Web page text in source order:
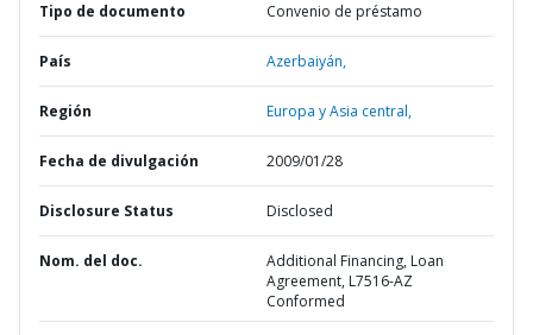
Tipo de documento Convenio de préstamo
País Azerbaiyán,
Región Europa y Asia central,
Fecha de divulgación 2009/01/28
Disclosure Status Disclosed
Nom. del doc.
Additional Financing, Loan
Agreement, L7516-AZ
Conformed